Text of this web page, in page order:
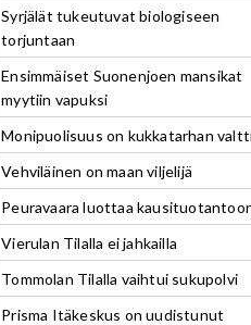
Syrjälät tukeutuvat biologiseen
torjuntaan
Ensimmäiset Suonenjoen mansikat
myytiin vapuksi
Monipuolisuus on kukkatarhan
Vehviläinen on maan viljelijä
Peuravaara luottaa
Vierulan Tilalla ei jahkailla
Tommolan Tilalla vaihtui sukupolvi
Prisma Itäkeskus on uudistunut